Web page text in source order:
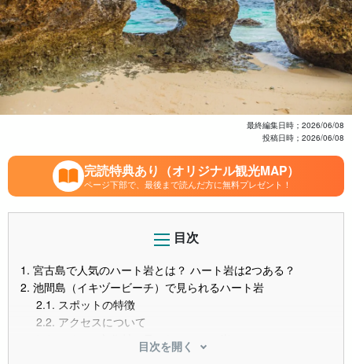
最終編集日時； 2026/06/08
投稿日時； 2026/06/08
完読特典あり（オリジナル観光MAP）
ページ下部で、最後まで読んだ方に無料プレゼント！
目次
1. 宮古島で人気のハート岩とは？ ハート岩は2つある？
2. 池間島（イキヅービーチ）で見られるハート岩
2.1. スポットの特徴
2.2. アクセスについて
うえのドイツ文化村で見られるハート岩
目次を開く